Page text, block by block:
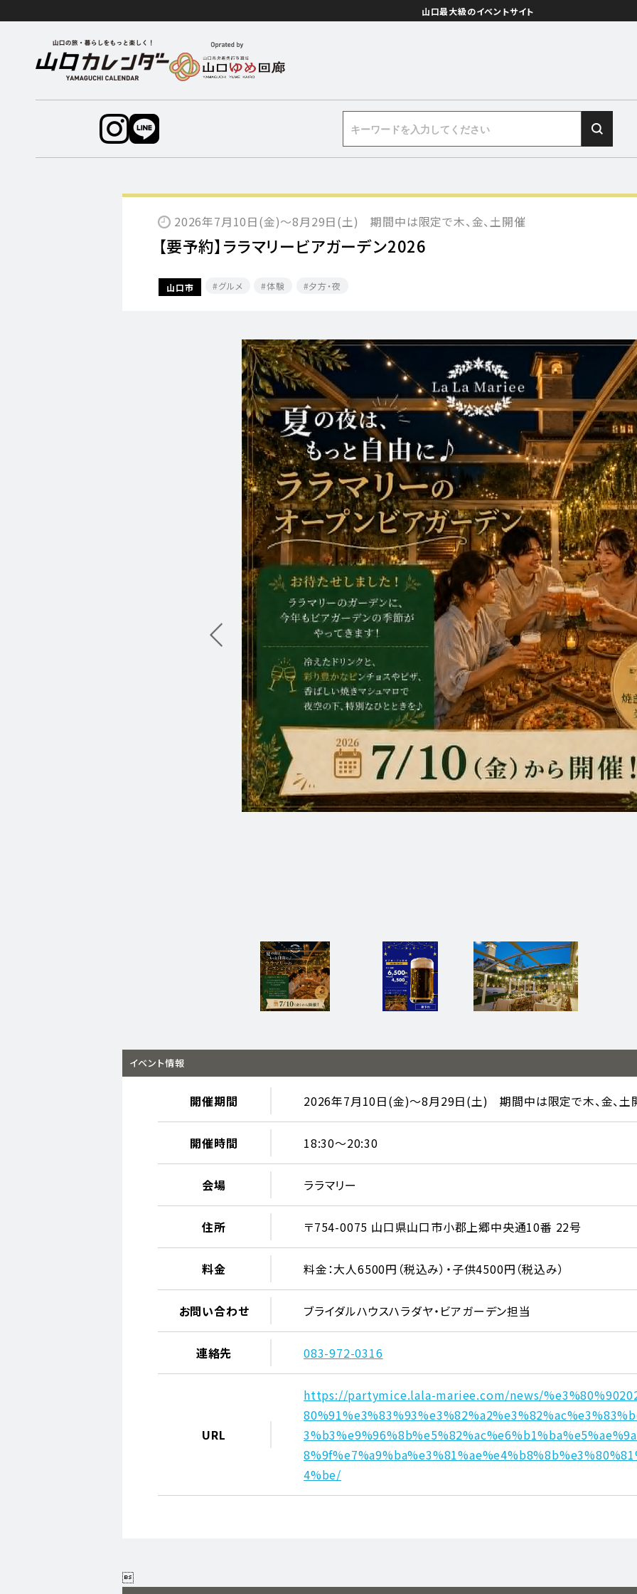
山口最大級のイベントサイト
2026年7月10日(金)～8月29日(土) 期間中は限定で木、金、土開催
【要予約】ララマリービアガーデン2026
山口市 グルメ 体験 夕方・夜​
イベント情報
開催期間 2026年7月10日(金)～8月29日(土) 期間中は限定で木、金、土
開催時間 18:30～20:30
会場 ララマリー
住所 〒754-0075 山口県山口市小郡上郷中央通10番 22号
料金 料金：大人6500円（税込み）・子供4500円（税込み）
お問い合わせ ブライダルハウスハラダヤ・ビアガーデン担当
連絡先 083-972-0316
URL
https://partymice.lala-mariee.com/news/
4%be/
